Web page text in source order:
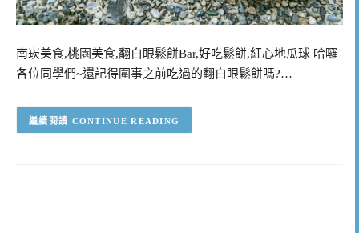
南崁美食,桃園美食,翻白眼鬆餅Bar,好吃鬆餅,紅心地瓜球 哈囉
各位同學們~還記得圍事之前吃過的翻白眼鬆餅嗎?…
CONTINUE READING